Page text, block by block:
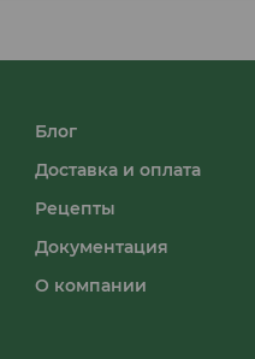
Блог
Доставка и оплата
Рецепты
Документация
О компании